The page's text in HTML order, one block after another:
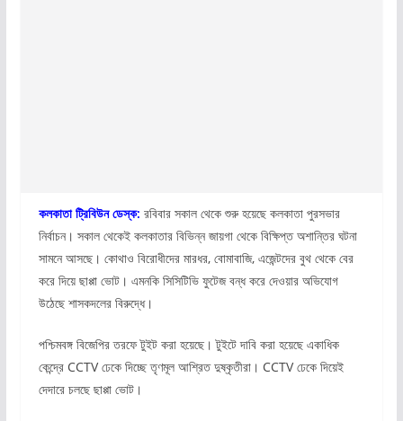
কলকাতা ট্রিবিউন ডেস্ক: রবিবার সকাল থেকে শুরু হয়েছে কলকাতা পুরসভার
নির্বাচন। সকাল থেকেই কলকাতার বিভিন্ন জায়গা থেকে বিক্ষিপ্ত অশান্তির ঘটনা
সামনে আসছে। কোথাও বিরোধীদের মারধর, বোমাবাজি, এজেন্টদের বুথ থেকে বের
করে দিয়ে ছাপ্পা ভোট। এমনকি সিসিটিভি ফুটেজ বন্ধ করে দেওয়ার অভিযোগ
উঠেছে শাসকদলের বিরুদ্ধে।
পশ্চিমবঙ্গ বিজেপির তরফে টুইট করা হয়েছে। টুইটে দাবি করা হয়েছে একাধিক
কেন্দ্রে CCTV ঢেকে দিচ্ছে তৃণমূল আশ্রিত দুষ্কৃতীরা। CCTV ঢেকে দিয়েই
দেদারে চলছে ছাপ্পা ভোট।